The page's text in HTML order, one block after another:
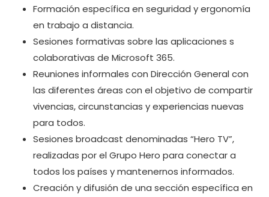
Formación específica en seguridad y ergonomía
en trabajo a distancia.
Sesiones formativas sobre las aplicaciones s
colaborativas de Microsoft 365.
Reuniones informales con Dirección General con
las diferentes áreas con el objetivo de compartir
vivencias, circunstancias y experiencias nuevas
para todos.
Sesiones broadcast denominadas “Hero TV”,
realizadas por el Grupo Hero para conectar a
todos los países y mantenernos informados.
Creación y difusión de una sección específica en